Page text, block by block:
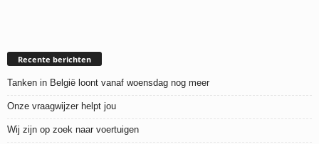
Recente berichten
Tanken in België loont vanaf woensdag nog meer
Onze vraagwijzer helpt jou
Wij zijn op zoek naar voertuigen